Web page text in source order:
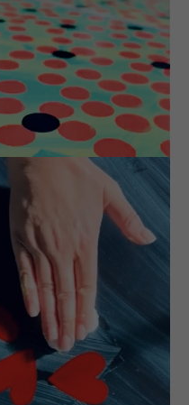
TRACOLLA MINI
DIPINTA A MANO
€
TRACOLLA MINI
DIPINTA A MANO
MUNARO
Avvisami quando
disponibile
€74,00